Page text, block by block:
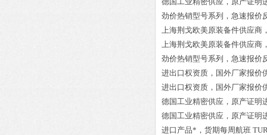
劲价热销型号系列，急速报价
上海荆戈欧美原装备件供应商
上海荆戈欧美原装备件供应商
劲价热销型号系列，急速报价
进出口权资质，国外厂家报价
进出口权资质，国外厂家报价
德国工业精密供应，原产证明
德国工业精密供应，原产证明
进口产品*，货期每周航班